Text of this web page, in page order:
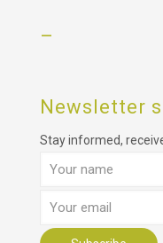
–
Newsletter
Stay informed,